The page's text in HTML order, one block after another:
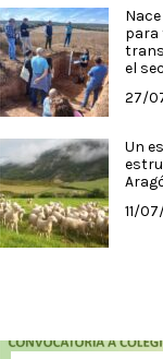
para
el
27/
Un
11/